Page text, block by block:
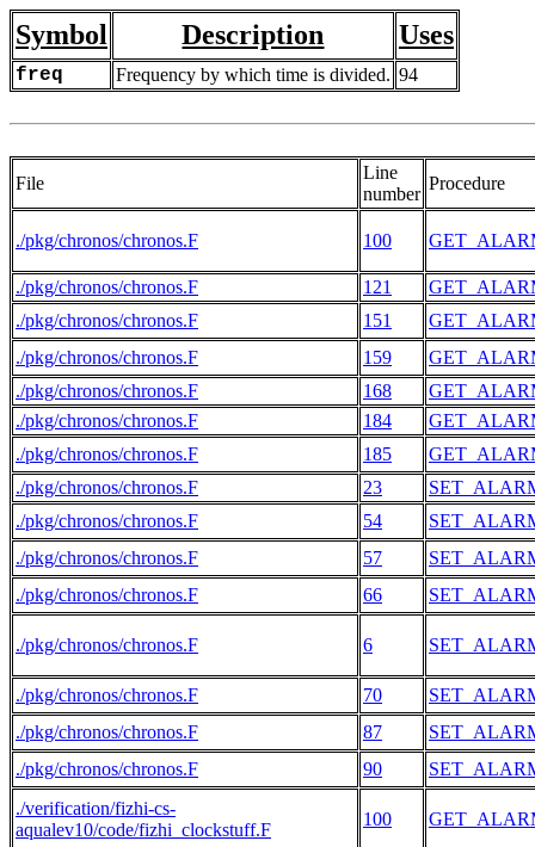
Symbol Description Uses
freq Frequency by which time is divided. 94
File
Line
number
Procedure
./pkg/chronos/chronos.F 100
./pkg/chronos/chronos.F 121
./pkg/chronos/chronos.F
151
./pkg/chronos/chronos.F
159
./pkg/chronos/chronos.F
168
./pkg/chronos/chronos.F
184
./pkg/chronos/chronos.F
185
./pkg/chronos/chronos.F
23
./pkg/chronos/chronos.F
54
./pkg/chronos/chronos.F
57
./pkg/chronos/chronos.F
66
./pkg/chronos/chronos.F 6
./pkg/chronos/chronos.F 70
./pkg/chronos/chronos.F
87
./pkg/chronos/chronos.F
90
./verification/fizhi-cs-
aqualev10/code/fizhi_clockstuff.F
100